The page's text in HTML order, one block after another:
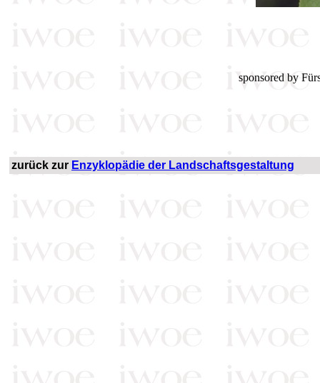
sponsored by
zurück zur Enzyklopädie der Landschaftsgestaltung